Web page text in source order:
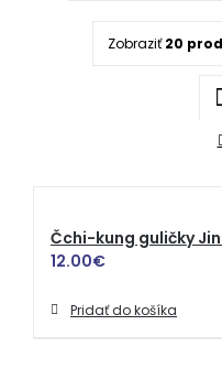
Zobraziť20
Čchi-kung guličky
12.00€
Pridať do košíka